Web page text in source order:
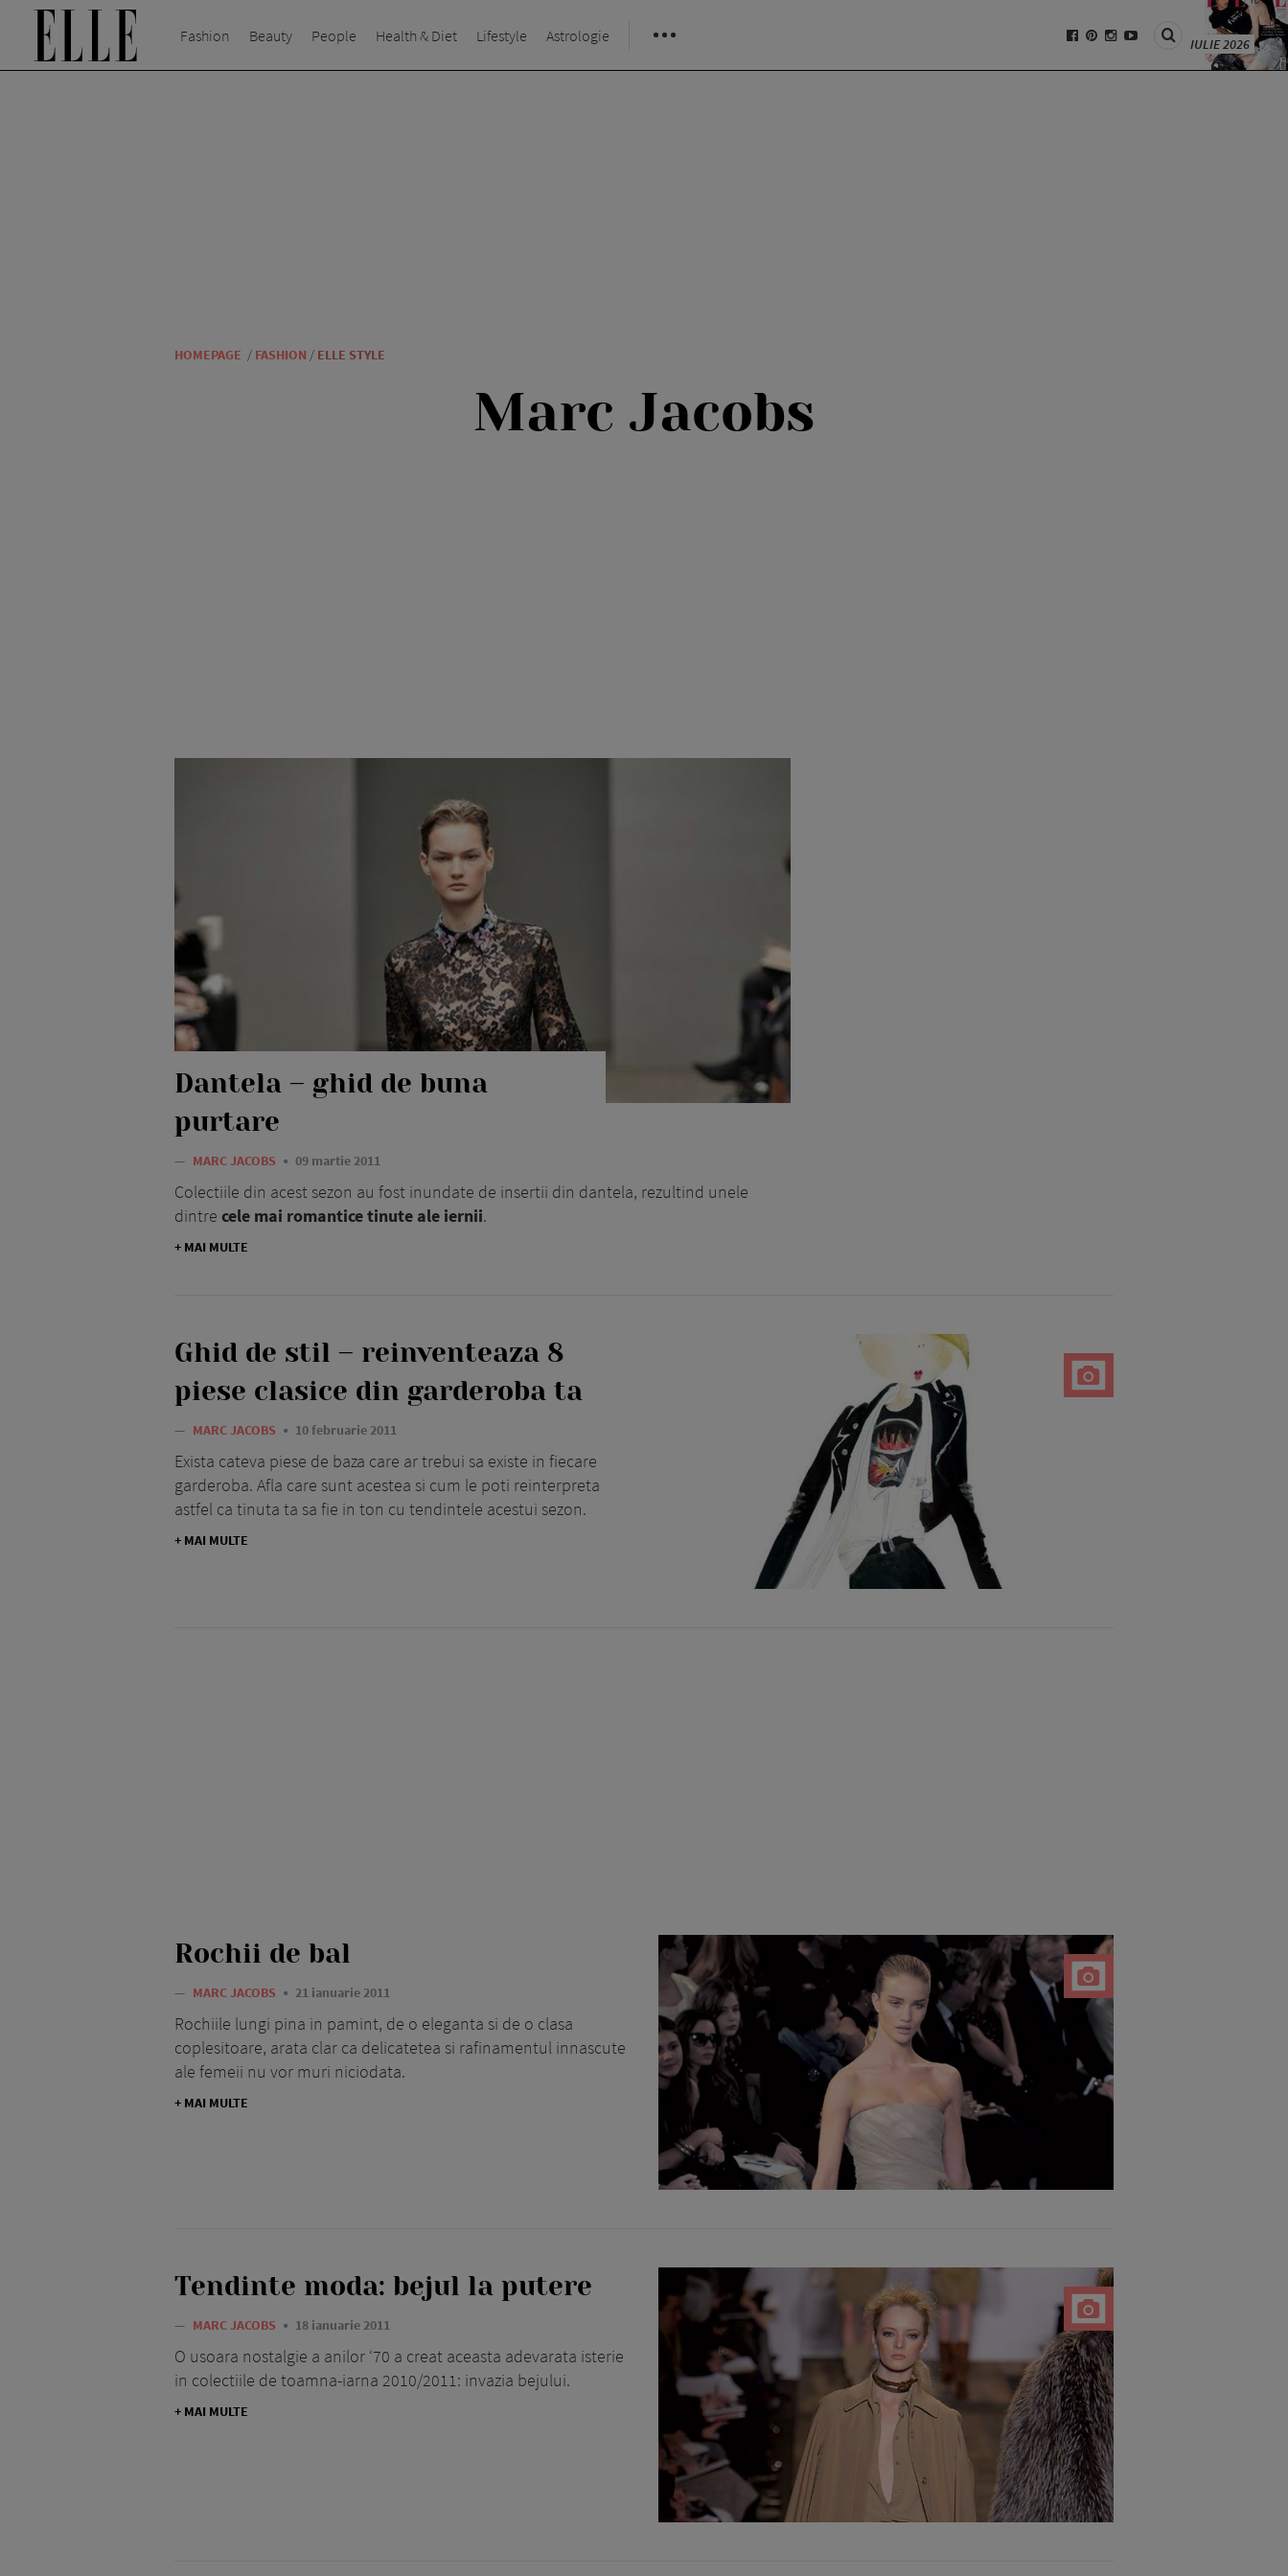
Fashion Beauty People Health & Diet Lifestyle Astrologie IULIE 2026
HOMEPAGE / FASHION / ELLE STYLE
Marc Jacobs
Dantela – ghid de buna
purtare
— MARC JACOBS 09 martie 2011
Colectiile din acest sezon au fost inundate de insertii din dantela, rezultind unele
dintre cele mai romantice tinute ale iernii.
+ MAI MULTE
Ghid de stil – reinventeaza 8
piese clasice din garderoba ta
— MARC JACOBS 10 februarie 2011
Exista cateva piese de baza care ar trebui sa existe in fiecare
garderoba. Afla care sunt acestea si cum le poti reinterpreta
astfel ca tinuta ta sa fie in ton cu tendintele acestui sezon.
+ MAI MULTE
Rochii de bal
— MARC JACOBS 21 ianuarie 2011
Rochiile lungi pina in pamint, de o eleganta si de o clasa
coplesitoare, arata clar ca delicatetea si rafinamentul innascute
ale femeii nu vor muri niciodata.
+ MAI MULTE
Tendinte moda: bejul la putere
— MARC JACOBS 18 ianuarie 2011
O usoara nostalgie a anilor ‘70 a creat aceasta adeva­rata isterie
in colectiile de toamna-iarna 2010/2011: inva­zia bejului.
+ MAI MULTE